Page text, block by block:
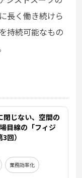
長く働き続けら
持続可能なもの
閉じない、空間の
目線の「フィジ
回）
業務効率化